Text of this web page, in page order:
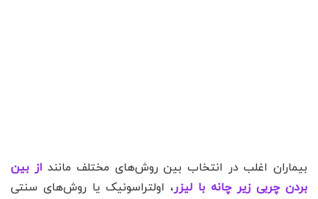
بیماران اغلب در انتخاب بین روش‌های مختلف مانند از بین
بردن چربی زیر چانه با لیزر، اولتراسونیک یا روش‌های سنتی